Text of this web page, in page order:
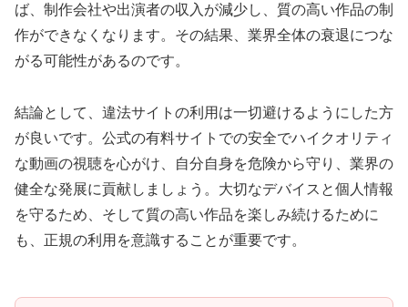
ば、制作会社や出演者の収入が減少し、質の高い作品の制
作ができなくなります。その結果、業界全体の衰退につな
がる可能性があるのです。
結論として、違法サイトの利用は一切避けるようにした方
が良いです。公式の有料サイトでの安全でハイクオリティ
な動画の視聴を心がけ、自分自身を危険から守り、業界の
健全な発展に貢献しましょう。大切なデバイスと個人情報
を守るため、そして質の高い作品を楽しみ続けるために
も、正規の利用を意識することが重要です。